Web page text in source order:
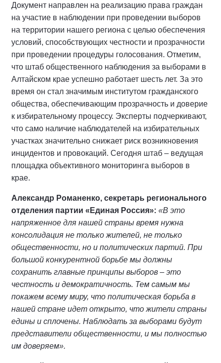
Документ направлен на реализацию права граждан
на участие в наблюдении при проведении выборов
на территории нашего региона с целью обеспечения
условий, способствующих честности и прозрачности
при проведении процедуры голосования. Отметим,
что штаб общественного наблюдения за выборами в
Алтайском крае успешно работает шесть лет. За это
время он стал значимым институтом гражданского
общества, обеспечивающим прозрачность и доверие
к избирательному процессу. Эксперты подчеркивают,
что само наличие наблюдателей на избирательных
участках значительно снижает риск возникновения
инцидентов и провокаций. Сегодня штаб – ведущая
площадка объективного мониторинга выборов в
крае.
Александр Романенко, секретарь регионального
отделения партии «Единая Россия»: «В это
напряженное для нашей страны время нужна
консолидация не только жителей, не только
общественности, но и политических партий. При
большой конкурентной борьбе мы должны
сохранить главные принципы выборов – это
честность и демократичность. Тем самым мы
покажем всему миру, что политическая борьба в
нашей стране идет открыто, что жители страны
едины и сплочены. Наблюдать за выборами будут
представители общественности, и мы полностью
им доверяем».